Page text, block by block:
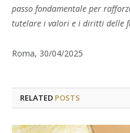
passo fondamentale per
tutelare i valori e i diritti delle
Roma, 30/04/2025
RELATED POSTS